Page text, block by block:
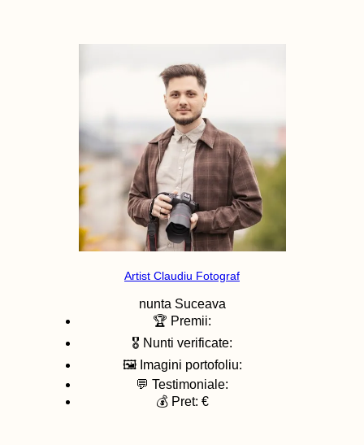
Artist Claudiu Fotograf
nunta Suceava
🏆 Premii:
🎖️ Nunti verificate:
🖼️ Imagini portofoliu:
💬 Testimoniale:
💰 Pret: €